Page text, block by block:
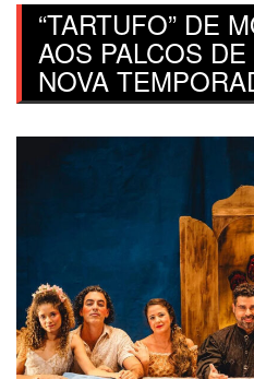
“TARTUFO” DE
AOS PALCOS
NOVA